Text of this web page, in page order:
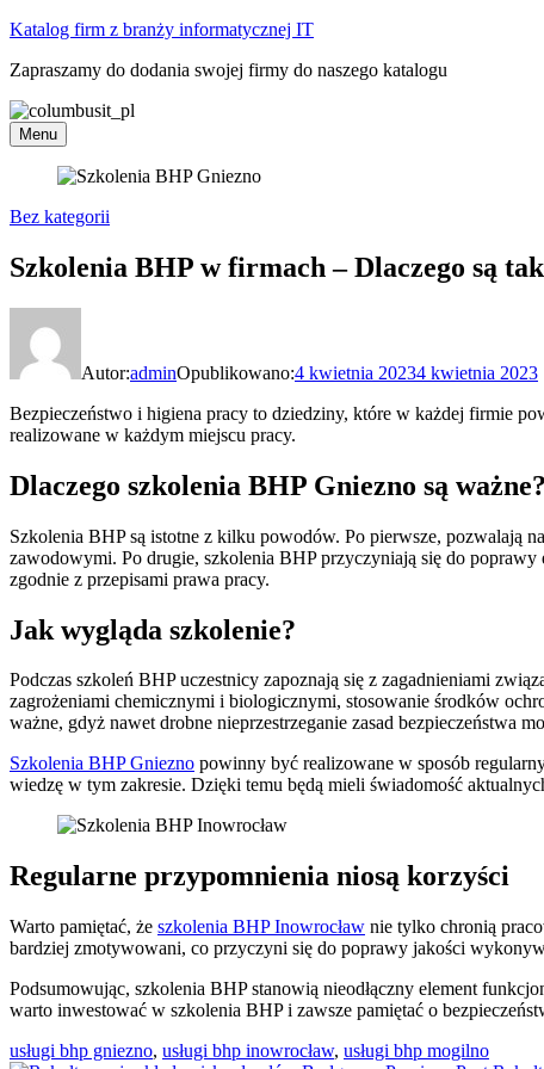
Skip
content
Katalog firm z branży informatycznej IT
Zapraszamy do dodania swojej firmy do naszego katalogu
Menu
Bez kategorii
Szkolenia BHP w firmach – Dlaczego są
Autor:adminOpublikowano:4 kwietnia 20234 kwietnia 2023
Bezpieczeństwo i higiena pracy to dziedziny, które w każdej firmie
realizowane w każdym miejscu pracy.
Dlaczego szkolenia BHP Gniezno są ważne?
Szkolenia BHP są istotne z kilku powodów. Po pierwsze, pozwalają
zawodowymi. Po drugie, szkolenia BHP przyczyniają się do
zgodnie z przepisami prawa pracy.
Jak wygląda szkolenie?
Podczas szkoleń BHP uczestnicy zapoznają się z zagadnieniami
zagrożeniami chemicznymi i biologicznymi, stosowanie środków
ważne, gdyż nawet drobne nieprzestrzeganie zasad bezpieczeństwa
Szkolenia BHP Gniezno powinny być realizowane w sposób
wiedzę w tym zakresie. Dzięki temu będą mieli świadomość
Regularne przypomnienia niosą korzyści
Warto pamiętać, że szkolenia BHP Inowrocław nie tylko chronią
bardziej zmotywowani, co przyczyni się do poprawy jakości
Podsumowując, szkolenia BHP stanowią nieodłączny element
warto inwestować w szkolenia BHP i zawsze pamiętać o
usługi bhp gniezno, usługi bhp inowrocław, usługi bhp mogilno